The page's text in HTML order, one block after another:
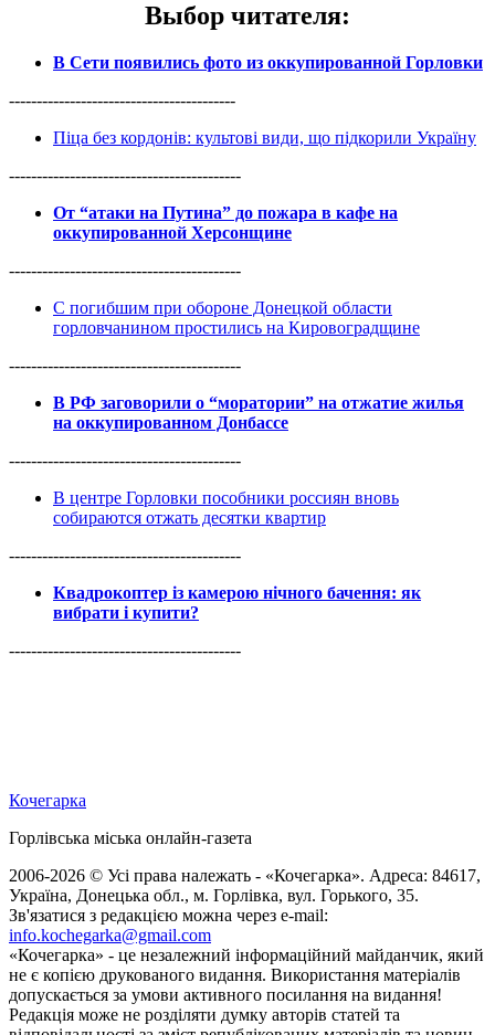
Выбор читателя:
В Сети появились фото из оккупированной Горловки
-----------------------------------------
Піца без кордонів: культові види, що підкорили Україну
------------------------------------------
От “атаки на Путина” до пожара в кафе на
оккупированной Херсонщине
------------------------------------------
С погибшим при обороне Донецкой области
горловчанином простились на Кировоградщине
------------------------------------------
В РФ заговорили о “моратории” на отжатие жилья
на оккупированном Донбассе
------------------------------------------
В центре Горловки пособники россиян вновь
собираются отжать десятки квартир
------------------------------------------
Квадрокоптер із камерою нічного бачення: як
вибрати і купити?
------------------------------------------
Кочегарка
Горлівська міська онлайн-газета
2006-2026 © Усі права належать - «Кочегарка». Адреса: 84617,
Україна, Донецька обл., м. Горлівка, вул. Горького, 35.
Зв'язатися з редакцією можна через e-mail:
info.kochegarka@gmail.com
«Кочегарка» - це незалежний інформаційний майданчик, який
не є копією друкованого видання. Використання матеріалів
допускається за умови активного посилання на видання!
Редакція може не розділяти думку авторів статей та